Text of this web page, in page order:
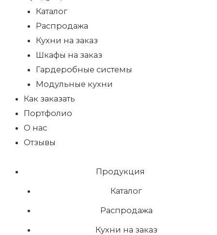
Каталог
Распродажа
Кухни на заказ
Шкафы на заказ
Гардеробные системы
Модульные кухни
Как заказать
Портфолио
О нас
Отзывы
Продукция
Каталог
Распродажа
Кухни на заказ